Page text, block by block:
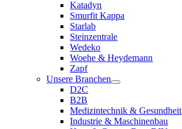
Katadyn
Smurfit Kappa
Starlab
Steinzentrale
Wedeko
Woehe & Heydemann
Zapf
Unsere Branchen
D2C
B2B
Medizintechnik & Gesundheit
Industrie & Maschinenbau